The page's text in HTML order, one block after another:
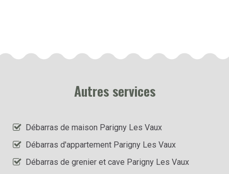
Autres services
Débarras de maison Parigny Les Vaux
Débarras d'appartement Parigny Les Vaux
Débarras de grenier et cave Parigny Les Vaux